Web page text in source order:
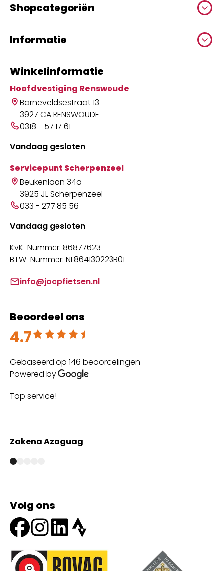
Shopcategoriën
Informatie
Winkelinformatie
Hoofdvestiging Renswoude
Barneveldsestraat 13
3927 CA RENSWOUDE
0318 - 57 17 61
Vandaag gesloten
Servicepunt Scherpenzeel
Beukenlaan 34a
3925 JL Scherpenzeel
033 - 277 85 56
Vandaag gesloten
KvK-Nummer: 86877623
BTW-Nummer: NL864130223B01
info@joopfietsen.nl
Beoordeel ons
4.7
Beoordeeld met 4.7 uit 5
Gebaseerd op 146 beoordelingen
Powered by
Top service!
Zakena Azaguag
Volg ons
Onze partners